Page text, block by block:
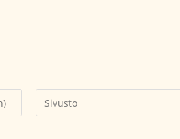
Kirjoita
sivustosi